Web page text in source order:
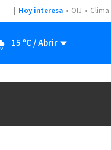
Hoy interesa OIJ Clima
15 ºC